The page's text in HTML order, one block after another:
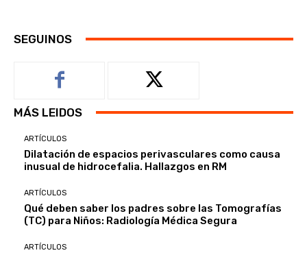
SEGUINOS
MÁS LEIDOS
ARTÍCULOS
Dilatación de espacios perivasculares como causa
inusual de hidrocefalia. Hallazgos en RM
ARTÍCULOS
Qué deben saber los padres sobre las Tomografías
(TC) para Niños: Radiología Médica Segura
ARTÍCULOS